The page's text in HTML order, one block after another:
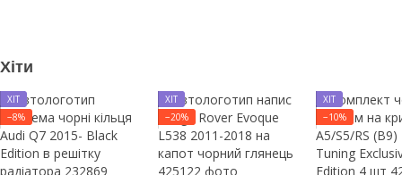
Хіти
ХІТ
−8%
ХІТ
−20%
ХІТ
−10%